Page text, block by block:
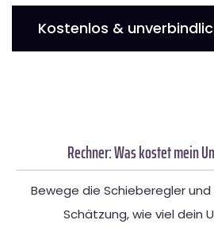
Kostenlos &
Rechner: Was kostet mein
Bewege die Schieberegler
Schätzung, wie viel dein